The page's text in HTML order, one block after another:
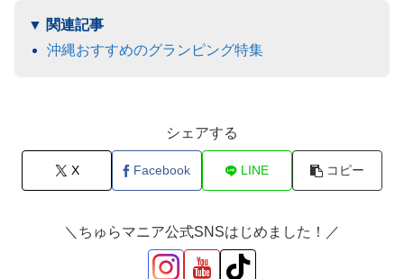
沖縄おすすめのグランピング特集
シェアする
X Facebook LINE コピー
＼ちゅらマニア公式SNSはじめました！／